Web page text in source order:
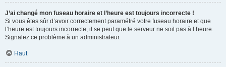
J’ai changé mon fuseau horaire et l’heure est toujours incorrecte !
Si vous êtes sûr d’avoir correctement paramétré votre fuseau horaire et que
l’heure est toujours incorrecte, il se peut que le serveur ne soit pas à l’heure.
Signalez ce problème à un administrateur.
Haut